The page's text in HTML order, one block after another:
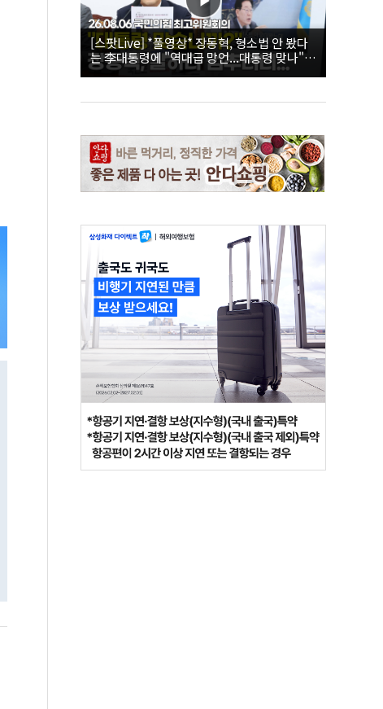
[스팟Live] *풀영상* 장동혁, 형소법 안 봤다
는 李대통령에 "역대급 망언...대통령 맞나"｜
26.08.06 국민의힘 최고위원회의